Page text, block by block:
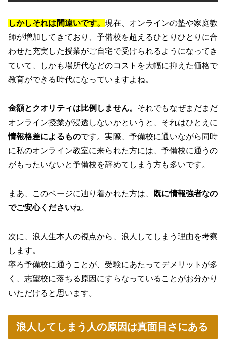
しかしそれは間違いです。 現在、オンラインの塾や家庭教
師が増加してきており、予備校を超えるひとりひとりに合
わせた充実した授業がご自宅で受けられるようになってき
ていて、しかも場所代などのコストを大幅に抑えた価格で
教育ができる時代になっていますよね。
金額とクオリティは比例しません。 それでもなぜまだまだ
オンライン授業が浸透しないかというと、それはひとえに
情報格差によるものです。実際、予備校に通いながら同時
に私のオンライン教室に来られた方には、予備校に通うの
がもったいないと予備校を辞めてしまう方も多いです。
まあ、このページに辿り着かれた方は、
既に情報強者なの
でご安心くださいね。
次に、浪人生本人の視点から、浪人してしまう理由を考察
します。
寧ろ予備校に通うことが、受験にあたってデメリットが多
く、志望校に落ちる原因にすらなっていることがお分かり
いただけると思います。
浪人してしまう人の原因は真面目さにある